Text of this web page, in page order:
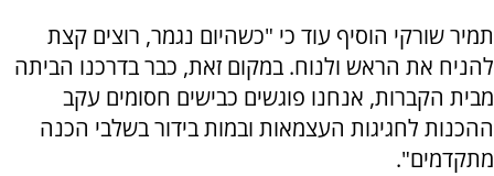
תמיר שורקי הוסיף עוד כי "כשהיום נגמר, רוצים קצת
להניח את הראש ולנוח. במקום זאת, כבר בדרכנו הביתה
מבית הקברות, אנחנו פוגשים כבישים חסומים עקב
ההכנות לחגיגות העצמאות ובמות בידור בשלבי הכנה
מתקדמים".